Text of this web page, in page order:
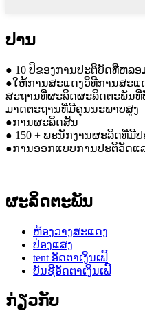
ປານ
● 10 ປີຂອງການປະຕິບັດທີ່ຫລ
●ໃຫ້ການສະແດງວິທີການສະແ
ສະຖານທີ່ຜະລິດຜະລິດຕະພັນ
ມາດຕະຖານທີ່ມີຄຸນນະພາບສູງ
●ການຜະລິດສັ້ນ
● 150 + ພະນັກງານຜະລິດທີ່ມີ
●ການອອກແບບການປະຕິວັດແ
ຜະລິດຕະພັນ
ຫ້ອງວາງສະແດງ
ປ່ອງແສງ
tent ອັດຕາເງິນເຟີ້
ບັນຊີອັດຕາເງິນເຟີ້
ກ່ຽວກັບ